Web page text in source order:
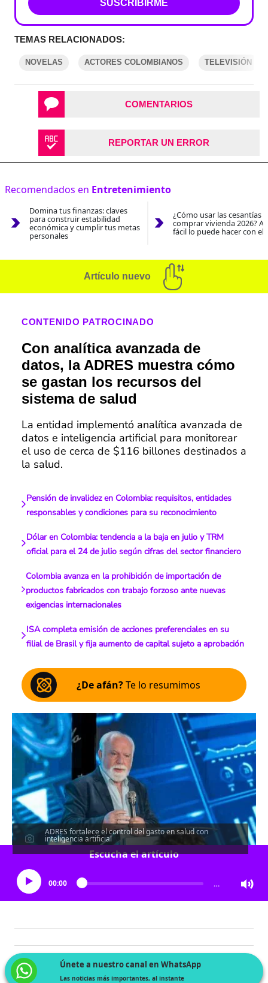
SUSCRIBIRME
TEMAS RELACIONADOS:
NOVELAS ACTORES COLOMBIANOS TELEVISIÓN
COMENTARIOS
REPORTAR UN ERROR
Recomendados en Entretenimiento
Domina tus finanzas: claves
para construir estabilidad
económica y cumplir tus metas
personales
¿Cómo usar las cesantías
comprar vivienda 2026?
fácil lo puede hacer con el
Artículo nuevo
CONTENIDO PATROCINADO
Con analítica avanzada de
datos, la ADRES muestra cómo
se gastan los recursos del
sistema de salud
La entidad implementó analítica avanzada de
datos e inteligencia artificial para monitorear
el uso de cerca de $116 billones destinados a
la salud.
Pensión de invalidez en Colombia: requisitos, entidades
responsables y condiciones para su reconocimiento
Dólar en Colombia: tendencia a la baja en julio y TRM
oficial para el 24 de julio según cifras del sector financiero
Colombia avanza en la prohibición de importación de
productos fabricados con trabajo forzoso ante nuevas
exigencias internacionales
ISA completa emisión de acciones preferenciales en su
filial de Brasil y fija aumento de capital sujeto a aprobación
¿De afán?Te lo resumimos
ADRES fortalece el control del gasto en salud con
inteligencia artificial
Escucha el artículo
00:00 …
Únete a nuestro canal en WhatsApp
Las noticias más importantes, al instante